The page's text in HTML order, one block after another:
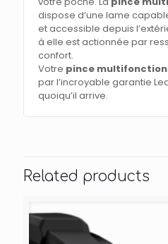
dispose d’une lame
et accessible depuis
à elle est actionnée par
confort.
Votre pince
par l’incroyable garantie
quoiqu’il arrive.
Related products